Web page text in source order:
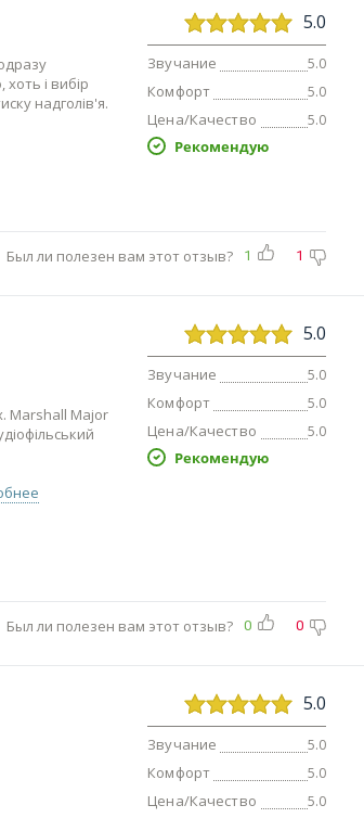
і вибір
надголів'я.
5.0
Звучание 5.0
Комфорт 5.0
Цена/Качество 5.0
Рекомендую
Был ли полезен вам этот отзыв? 1 1
Marshall Major
5.0
Звучание 5.0
Комфорт 5.0
Цена/Качество 5.0
Рекомендую
Был ли полезен вам этот отзыв? 0 0
5.0
Звучание 5.0
Комфорт 5.0
Цена/Качество 5.0